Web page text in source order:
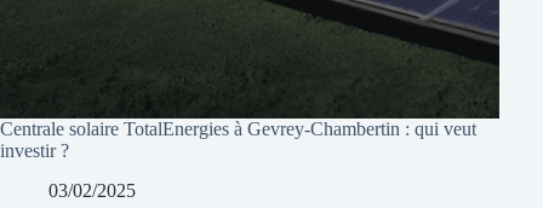
Centrale solaire TotalEnergies à Gevrey-Chambertin : qui veut
investir ?
03/02/2025